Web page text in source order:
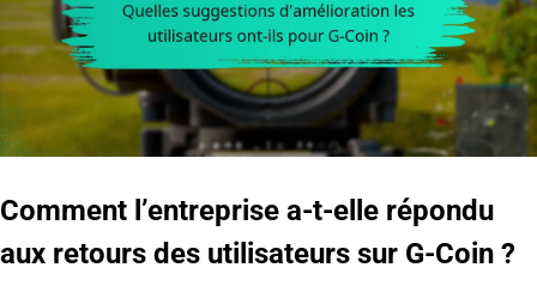
Comment l’entreprise a-t-elle répondu
aux retours des utilisateurs sur G-Coin ?